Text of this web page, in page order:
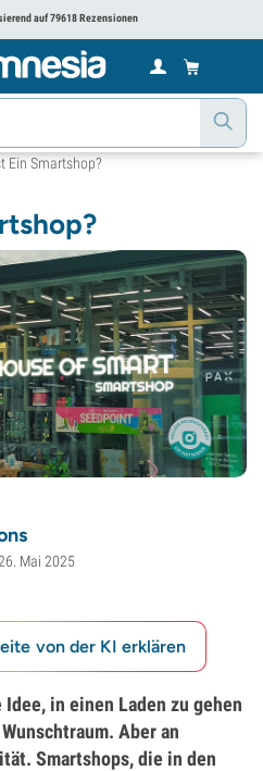
auf 79618 Rezensionen
Ein Smartshop?
Mai 2025
von der KI erklären
in einen Laden zu gehen
Aber an
Smartshops, die in den